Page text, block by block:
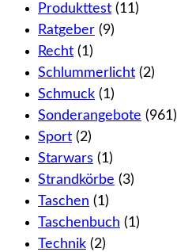
Produkttest (11)
Ratgeber (9)
Recht (1)
Schlummerlicht (2)
Schmuck (1)
Sonderangebote (961)
Sport (2)
Starwars (1)
Strandkörbe (3)
Taschen (1)
Taschenbuch (1)
Technik (2)